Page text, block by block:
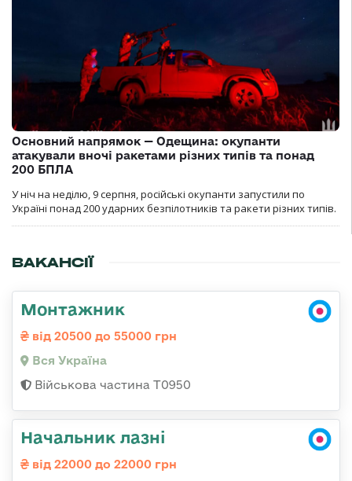
Основний напрямок — Одещина: окупанти
атакували вночі ракетами різних типів та понад
200 БПЛА
У ніч на неділю, 9 серпня, російські окупанти запустили по
Україні понад 200 ударних безпілотників та ракети різних типів.
ВАКАНСІЇ
Монтажник
від 20500 до 55000 грн
Вся Україна
Військова частина Т0950
Начальник лазні
від 22000 до 22000 грн